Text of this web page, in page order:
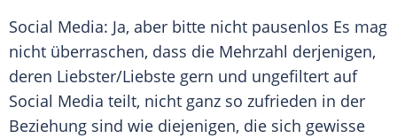
Social Media: Ja, aber bitte nicht pausenlos Es mag
nicht überraschen, dass die Mehrzahl derjenigen,
deren Liebster/Liebste gern und ungefiltert auf
Social Media teilt, nicht ganz so zufrieden in der
Beziehung sind wie diejenigen, die sich gewisse